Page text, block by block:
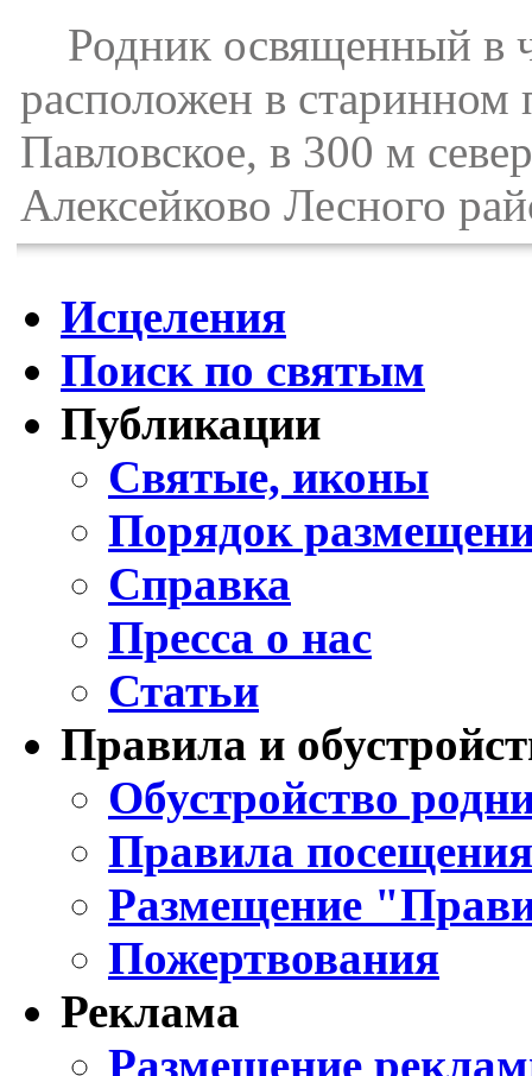
Родник освященный в
расположен в старинном
Павловское, в 300 м
Алексейково Лесного
Исцеления
Поиск по святым
Публикации
Святые, иконы
Порядок
Справка
Пресса о нас
Статьи
Правила и
Обустройство
Правила
Размещение
Пожертвования
Реклама
Размещение